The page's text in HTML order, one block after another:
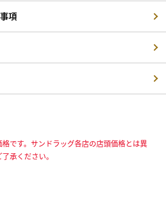
項
です。サンドラッグ各店の店頭価格とは異
承ください。